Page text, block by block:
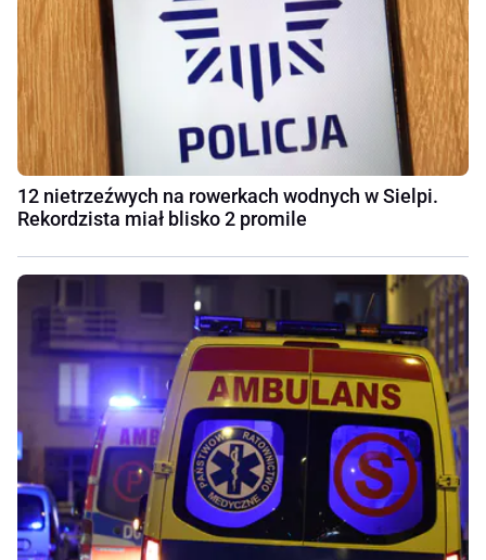
12 nietrzeźwych na rowerkach wodnych w Sielpi.
Rekordzista miał blisko 2 promile